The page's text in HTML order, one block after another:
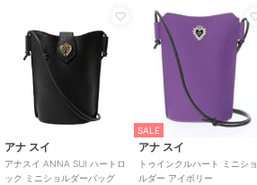
アナ スイ
アナスイ ANNA SUI ハートロ
ック ミニショルダーバッグ
SALE
アナ スイ
トゥインクルハート ミニショ
ルダー アイボリー